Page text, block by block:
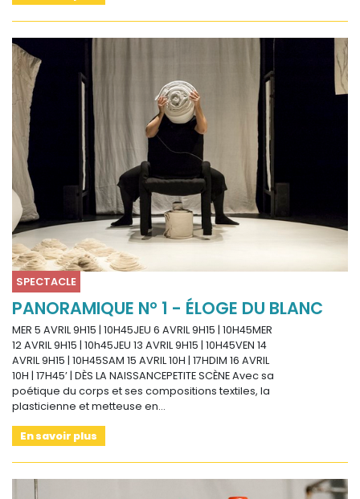
SPECTACLE
PANORAMIQUE N° 1 - ÉLOGE DU BLANC
MER 5 AVRIL 9H15 | 10H45JEU 6 AVRIL 9H15 | 10H45MER
12 AVRIL 9H15 | 10h45JEU 13 AVRIL 9H15 | 10H45VEN 14
AVRIL 9H15 | 10H45SAM 15 AVRIL 10H | 17HDIM 16 AVRIL
10H | 17H45’ | DÈS LA NAISSANCEPETITE SCÈNE Avec sa
poétique du corps et ses compositions textiles, la
plasticienne et metteuse en…
En savoir plus